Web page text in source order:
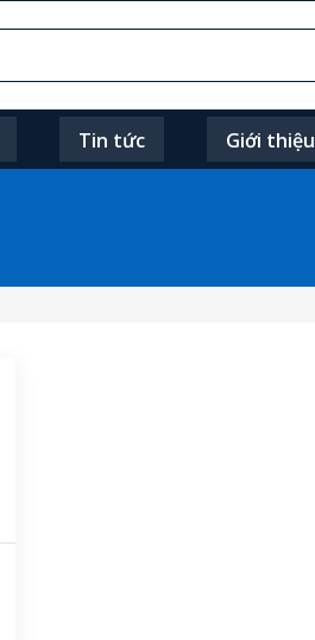
Tin tức Giới thiệu